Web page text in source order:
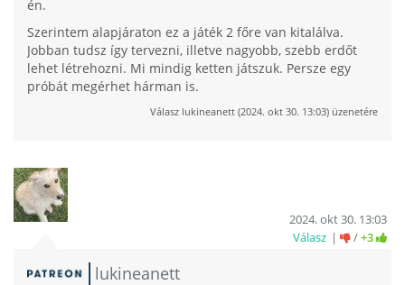
én.
Szerintem alapjáraton ez a játék 2 főre van kitalálva.
Jobban tudsz így tervezni, illetve nagyobb, szebb erdőt
lehet létrehozni. Mi mindig ketten játszuk. Persze egy
próbát megérhet hárman is.
Válasz lukineanett (2024. okt 30. 13:03) üzenetére
lukineanett
2024. okt 30. 13:03
Válasz
/+3